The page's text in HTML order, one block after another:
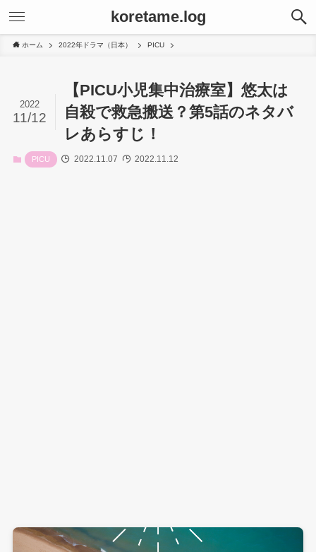
koretame.log
ホーム 2022年ドラマ（日本） PICU
【PICU小児集中治療室】悠太は
自殺で救急搬送？第5話のネタバ
レあらすじ！
2022
11/12
PICU 2022.11.07 2022.11.12